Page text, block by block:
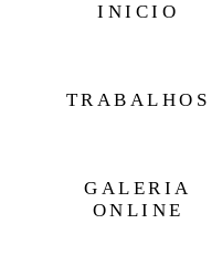
INICIO
TRABALHOS
GALERIA
ONLINE